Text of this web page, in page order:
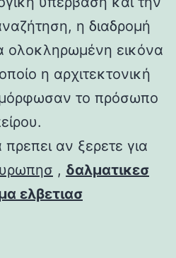
η διαδρομή
ολοκληρωμένη εικόνα
η αρχιτεκτονική
το πρόσωπο
αν ξερετε για
, δαλματικεσ
ελβετιασ